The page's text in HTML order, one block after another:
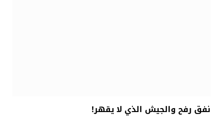
نفق رفح والجيش الذي لا يقهر!